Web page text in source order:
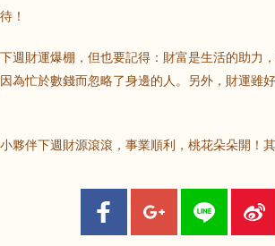
！
週財運爆棚，但也要記得：財富是生活的助力
為忙於數錢而忽略了身邊的人。另外，財運雖
夥伴下週財源滾滾，事業順利，桃花朵朵開！